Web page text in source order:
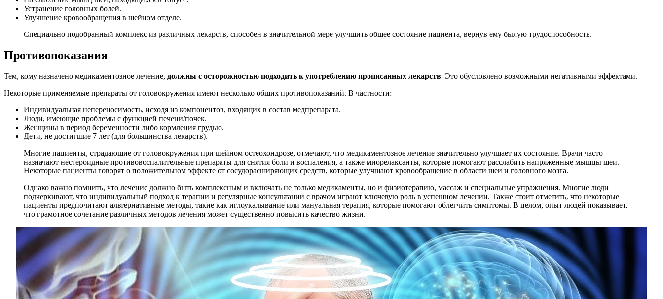
Устранение головных болей.
Улучшение кровообращения в шейном отделе.
Специально подобранный комплекс из различных лекарств, способен в значительной мере улучшить общее состояние пациента, вернув ему былую трудоспособность.
Противопоказания
Тем, кому назначено медикаментозное лечение, должны с осторожностью подходить к употреблению прописанных лекарств. Это обусловлено возможными негативными эффектами.
Некоторые применяемые препараты от головокружения имеют несколько общих противопоказаний. В частности:
Индивидуальная непереносимость, исходя из компонентов, входящих в состав медпрепарата.
Люди, имеющие проблемы с функцией печени/почек.
Женщины в период беременности либо кормления грудью.
Дети, не достигшие 7 лет (для большинства лекарств).
Многие пациенты, страдающие от головокружения при шейном остеохондрозе, отмечают, что медикаментозное лечение значительно улучшает их состояние. Врачи часто
назначают нестероидные противовоспалительные препараты для снятия боли и воспаления, а также миорелаксанты, которые помогают расслабить напряженные мышцы шеи.
Некоторые пациенты говорят о положительном эффекте от сосудорасширяющих средств, которые улучшают кровообращение в области шеи и головного мозга.
Однако важно помнить, что лечение должно быть комплексным и включать не только медикаменты, но и физиотерапию, массаж и специальные упражнения. Многие люди
подчеркивают, что индивидуальный подход к терапии и регулярные консультации с врачом играют ключевую роль в успешном лечении. Также стоит отметить, что некоторые
пациенты предпочитают альтернативные методы, такие как иглоукалывание или мануальная терапия, которые помогают облегчить симптомы. В целом, опыт людей показывает,
что грамотное сочетание различных методов лечения может существенно повысить качество жизни.